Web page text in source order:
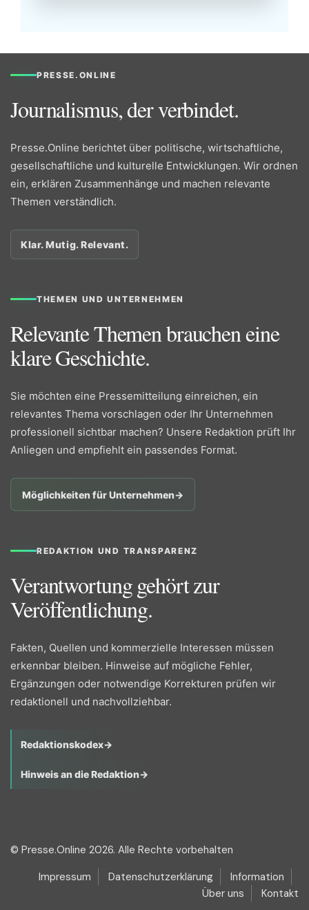
PRESSE.ONLINE
Journalismus, der verbindet.
Presse.Online berichtet über politische, wirtschaftliche,
gesellschaftliche und kulturelle Entwicklungen. Wir ordnen
ein, erklären Zusammenhänge und machen relevante
Themen verständlich.
Klar. Mutig. Relevant.
THEMEN UND UNTERNEHMEN
Relevante Themen brauchen eine
klare Geschichte.
Sie möchten eine Pressemitteilung einreichen, ein
relevantes Thema vorschlagen oder Ihr Unternehmen
professionell sichtbar machen? Unsere Redaktion prüft Ihr
Anliegen und empfiehlt ein passendes Format.
Möglichkeiten für Unternehmen→
REDAKTION UND TRANSPARENZ
Verantwortung gehört zur
Veröffentlichung.
Fakten, Quellen und kommerzielle Interessen müssen
erkennbar bleiben. Hinweise auf mögliche Fehler,
Ergänzungen oder notwendige Korrekturen prüfen wir
redaktionell und nachvollziehbar.
Redaktionskodex→
Hinweis an die Redaktion→
© Presse.Online 2026. Alle Rechte vorbehalten
Impressum
Datenschutzerklärung
Information
Über uns
Kontakt